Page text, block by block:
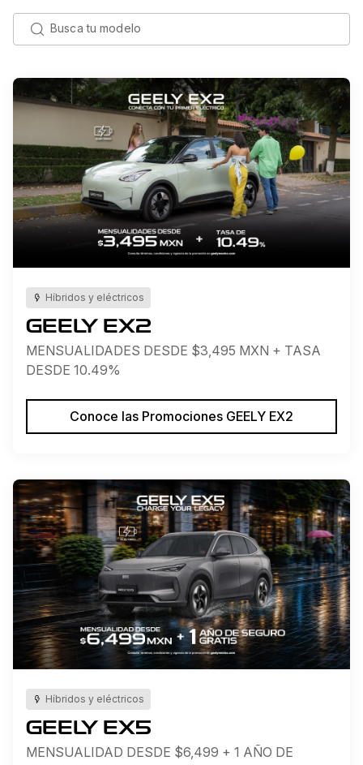
Busca tu modelo
Híbridos y eléctricos
GEELY EX2
MENSUALIDADES DESDE $3,495 MXN + TASA
DESDE 10.49%
Conoce las Promociones GEELY EX2
Híbridos y eléctricos
GEELY EX5
MENSUALIDAD DESDE $6,499 + 1 AÑO DE